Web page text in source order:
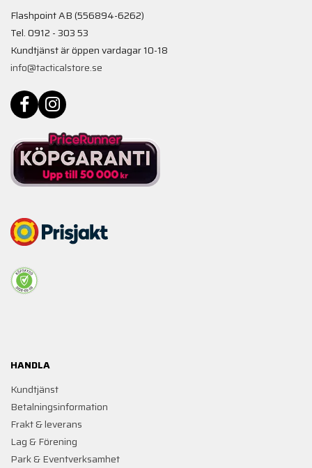
Flashpoint AB (556894-6262)
Tel. 0912 - 303 53
Kundtjänst är öppen vardagar 10-18
info@tacticalstore.se
HANDLA
Kundtjänst
Betalningsinformation
Frakt & leverans
Lag & Förening
Park & Eventverksamhet